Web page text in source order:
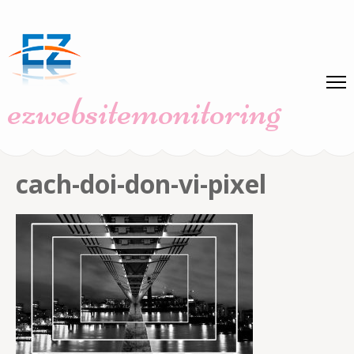
content
(Press
ezwebsitemonitoring
cach-doi-don-vi-pixel